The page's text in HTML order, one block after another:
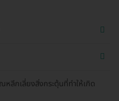
หลีกเลี่ยงสิ่งกระตุ้นที่ทำให้เกิด